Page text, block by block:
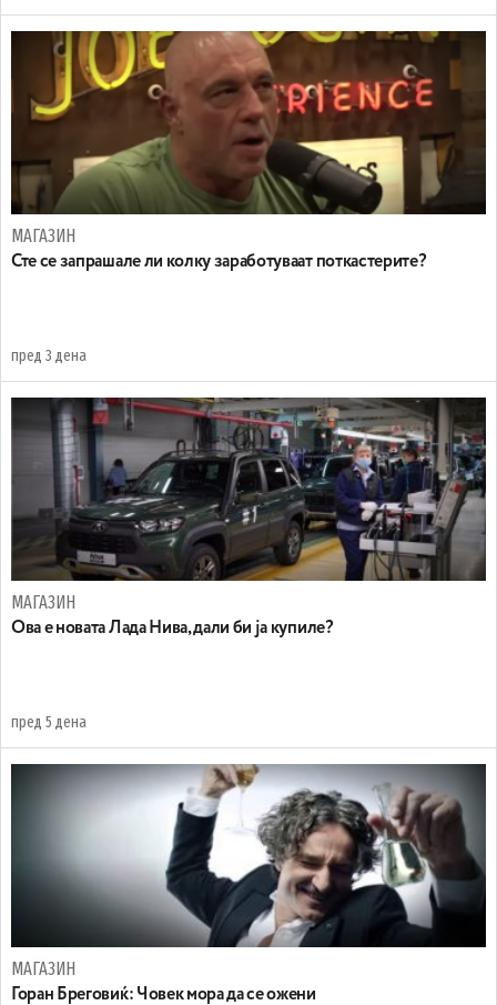
МАГАЗИН
Сте се запрашале ли колку заработуваат поткастерите?
пред 3 дена
МАГАЗИН
Ова е новата Лада Нива, дали би ја купиле?
пред 5 дена
МАГАЗИН
Горан Бреговиќ: Човек мора да се ожени